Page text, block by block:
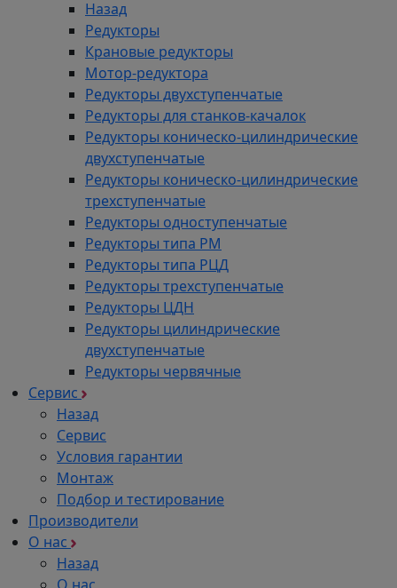
Назад
Редукторы
Крановые редукторы
Мотор-редуктора
Редукторы двухступенчатые
Редукторы для станков-качалок
Редукторы коническо-цилиндрические
двухступенчатые
Редукторы коническо-цилиндрические
трехступенчатые
Редукторы одноступенчатые
Редукторы типа РМ
Редукторы типа РЦД
Редукторы трехступенчатые
Редукторы ЦДН
Редукторы цилиндрические
двухступенчатые
Редукторы червячные
Сервис
Назад
Сервис
Условия гарантии
Монтаж
Подбор и тестирование
Производители
О нас
Назад